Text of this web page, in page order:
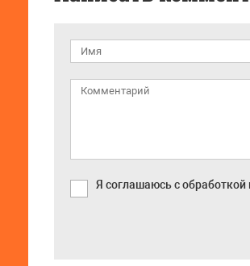
Я соглашаюсь с